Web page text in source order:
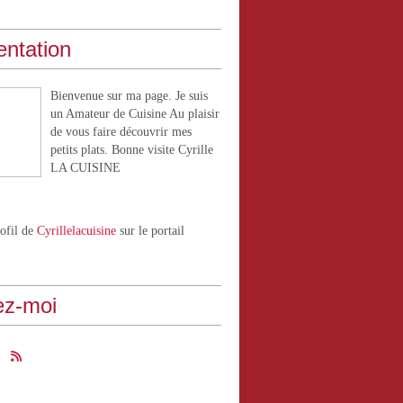
Bienvenue sur ma page. Je suis
un Amateur de Cuisine Au plaisir
de vous faire découvrir mes
petits plats. Bonne visite Cyrille
LA CUISINE
de Cyrillelacuisine sur le portail
moi